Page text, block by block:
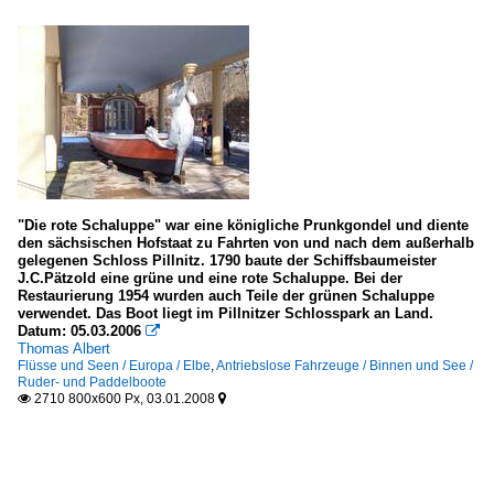
"Die rote Schaluppe" war eine königliche Prunkgondel und diente
den sächsischen Hofstaat zu Fahrten von und nach dem außerhalb
gelegenen Schloss Pillnitz. 1790 baute der Schiffsbaumeister
J.C.Pätzold eine grüne und eine rote Schaluppe. Bei der
Restaurierung 1954 wurden auch Teile der grünen Schaluppe
verwendet. Das Boot liegt im Pillnitzer Schlosspark an Land.
Datum: 05.03.2006 
Thomas Albert
Flüsse und Seen / Europa / Elbe,Antriebslose Fahrzeuge / Binnen und See /
Ruder- und Paddelboote
 2710 800x600 Px, 03.01.2008 